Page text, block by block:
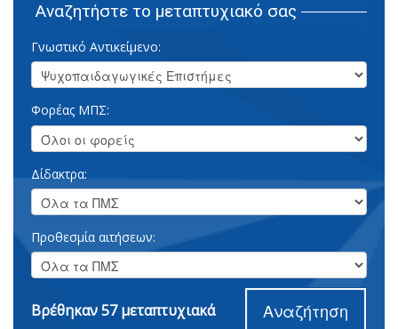
Αναζητήστε το μεταπτυχιακό σας
Γνωστικό Αντικείμενο:
Φορέας ΜΠΣ:
Δίδακτρα:
Προθεσμία αιτήσεων:
Βρέθηκαν 57 μεταπτυχιακά Αναζήτηση